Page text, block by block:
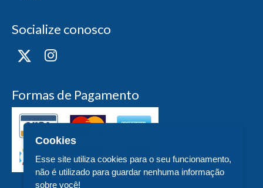
Socialize conosco
Formas de Pagamento
Cookies
Esse site utiliza cookies para o seu funcionamento,
não é utilizado para guardar nenhuma informação
sobre você!